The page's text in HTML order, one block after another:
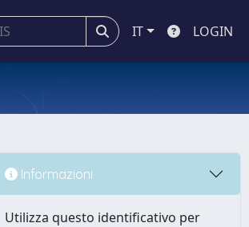
IT LOGIN
Informazioni
Utilizza questo identificativo per